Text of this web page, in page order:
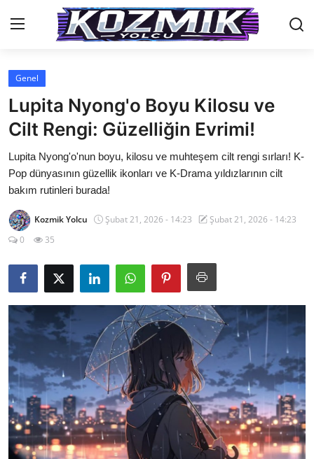
Anasayfa
İletişim
Genel
Anime Önerileri
Kore Dünyası
Anime Karakterleri
Anime
Dizi & Film
Testler
Genel
Lupita Nyong'o Boyu Kilosu ve
Cilt Rengi: Güzelliğin Evrimi!
Lupita Nyong'o'nun boyu, kilosu ve muhteşem cilt rengi sırları! K-
Pop dünyasının güzellik ikonları ve K-Drama yıldızlarının cilt
bakım rutinleri burada!
Kozmik Yolcu Şubat 21, 2026 - 14:23
Şubat 21, 2026 - 14:23
0
35